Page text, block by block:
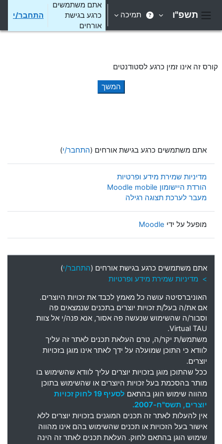
תשפ"ו תמיכה
אתם משתמשים
כרגע בגישת
אורחים
התחבר/י
קורס זה אינו זמין כרגע לסטודנטים
המשך
אתם משתמשים כרגע בגישת אורחים (התחבר/י)
מדיניות שמירת מידע ופרטיות
הורדת היישומון Moodle mobile
מעבר לערכת תצוגה רגילה
מופעל על ידי Moodle
אתם משתמשים כרגע בגישת אורחים (התחבר/י)
> מדיניות שמירת מידע ופרטיות
האוניברסיטה עושה כל מאמץ לכבד את זכויות היוצרים.
אם את/ה בעל/ת זכויות יוצרים בתכנים שנמצאים פה
וסבור/ה שהשימוש שנעשה פה אסור, אנא פנה/י אל צוות
Virtual TAU.
משתמש/ת יקר/ה, טרם העלאת תכנים לאתר זה עליך
לוודא כי התוכן שמועלה על ידך לאתר אינו מוגן בזכויות
יוצרים.
ככל שהתוכן מוגן בזכויות יוצרים עליך לוודא שהשימוש בו
מותר בהסכמת בעל זכויות היוצרים או שהשימוש בתוכן
מהווה שימוש הוגן בהתאם
לסעיף 19 לחוק זכויות
יוצרים, תשס"ח-2007.
אין להעלות לאתר זה תכנים המוגנים בזכויות יוצרים ללא
אישור בעל הזכויות או תכנים שהשימוש בהם אינו מהווה
שימוש הוגן בהתאם לחוק. העלאת תכנים לאתר זה הינה